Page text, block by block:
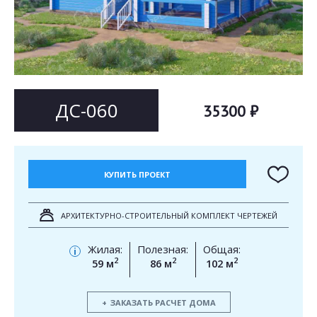
ДС-060 35300 ₽
КУПИТЬ ПРОЕКТ
АРХИТЕКТУРНО-СТРОИТЕЛЬНЫЙ КОМПЛЕКТ ЧЕРТЕЖЕЙ
i
Жилая:
59 м2
Полезная:
86 м2
Общая:
102 м2
ЗАКАЗАТЬ РАСЧЕТ ДОМА
Согласен на обработку персональных данных
ОТПРАВИТЬ
Согласен на обработку персональных данных
This site is protected by reCAPTCHA and the GooglePrivacy PolicyandTerms of Service
apply.